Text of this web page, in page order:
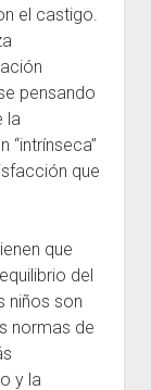
el castigo.
pensando
la
que
que
del
niños son
normas de
y la